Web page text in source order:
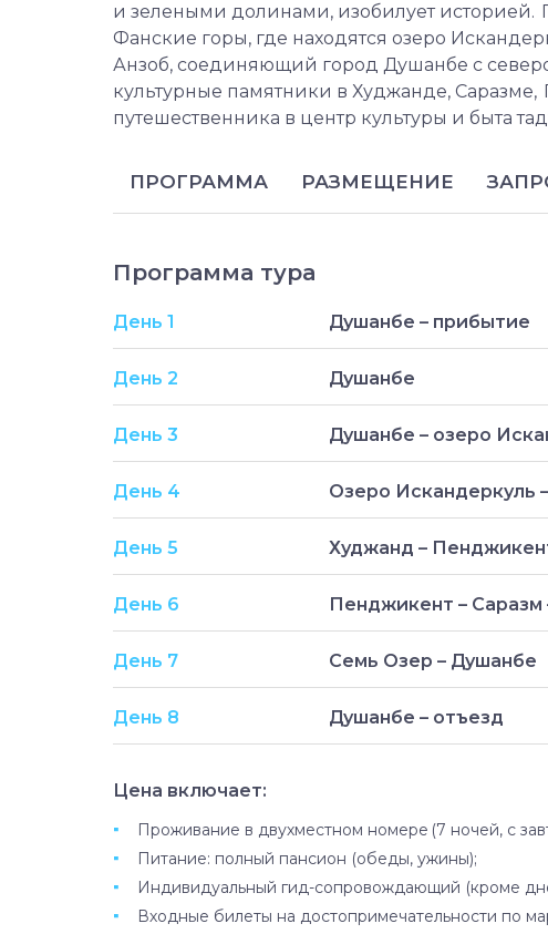
и зелеными долинами, изобилует
Фанские горы, где находятся озеро
Анзоб, соединяющий город Душанбе с
культурные памятники в Худжанде,
путешественника в центр культуры и быта
ПРОГРАММА РАЗМЕЩЕНИЕ
Программа тура
День 1
Душанбе – прибытие
День 2 Душанбе
День 3 Душанбе – озеро
День 4 Озеро Искандеркуль
День 5 Худжанд –
День 6 Пенджикент – Саразм
День 7 Семь Озер – Душанбе
День 8 Душанбе – отъезд
Цена включает:
Проживание в двухместном номере (7 ночей, с
Питание: полный пансион (обеды, ужины);
Индивидуальный гид-сопровождающий (кроме
Входные билеты на достопримечательности по